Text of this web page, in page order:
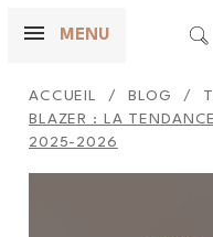
MENU

ACCUEIL BLOG
BLAZER : LA
2025-2026